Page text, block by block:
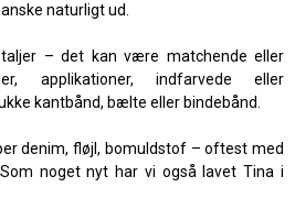
naturligt ud.
– det kan være matchende eller
applikationer, indfarvede eller
kantbånd, bælte eller bindebånd.
denim, fløjl, bomuldstof – oftest med
noget nyt har vi også lavet Tina i